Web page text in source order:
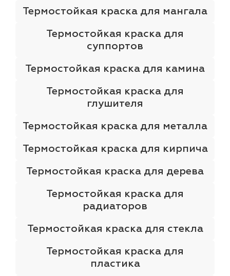
Термостойкая краска для мангала
Термостойкая краска для
суппортов
Термостойкая краска для камина
Термостойкая краска для
глушителя
Термостойкая краска для металла
Термостойкая краска для кирпича
Термостойкая краска для дерева
Термостойкая краска для
радиаторов
Термостойкая краска для стекла
Термостойкая краска для
пластика